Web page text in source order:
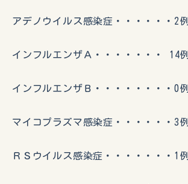
アデノウイルス感染症・・・・・・2例
インフルエンザＡ・・・・・・・ 14例
インフルエンザＢ・・・・・・・・0例
マイコプラズマ感染症・・・・・・3例
ＲＳウイルス感染症・・・・・・・1例